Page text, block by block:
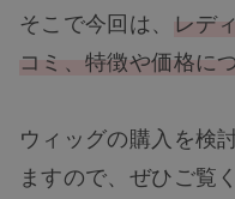
そこで今回は、 レデ
コミ、特徴や価格に
ウィッグの購入を検
ますので、ぜひご覧